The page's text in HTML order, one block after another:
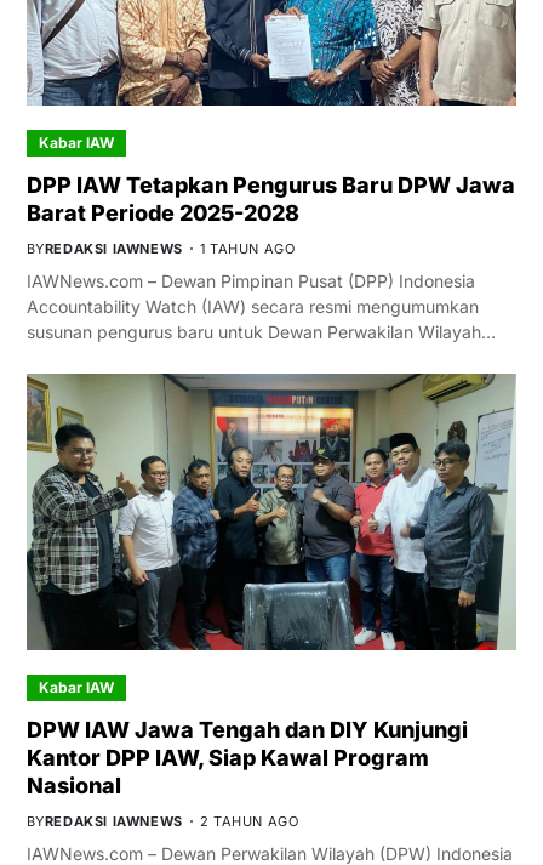
Kabar IAW
DPP IAW Tetapkan Pengurus Baru DPW Jawa
Barat Periode 2025-2028
BYREDAKSI IAWNEWS 1 TAHUN AGO
IAWNews.com – Dewan Pimpinan Pusat (DPP) Indonesia
Accountability Watch (IAW) secara resmi mengumumkan
susunan pengurus baru untuk Dewan Perwakilan Wilayah…
Kabar IAW
DPW IAW Jawa Tengah dan DIY Kunjungi
Kantor DPP IAW, Siap Kawal Program
Nasional
BYREDAKSI IAWNEWS 2 TAHUN AGO
IAWNews.com – Dewan Perwakilan Wilayah (DPW) Indonesia